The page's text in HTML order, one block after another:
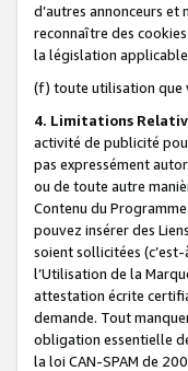
d’autres annonceurs
reconnaître des
la législation
(f) toute utilisation que
4. Limitations
activité de publicité
pas expressément
ou de toute autre
Contenu du
pouvez insérer des
soient sollicitées
l’Utilisation de la
attestation écrite
demande. Tout
obligation essentielle
la loi CAN-SPAM de